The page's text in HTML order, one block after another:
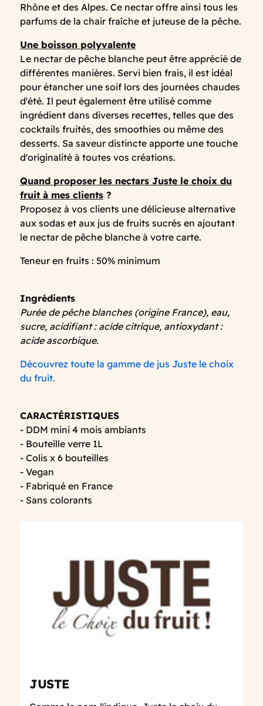
Rhône et des Alpes. Ce nectar offre ainsi tous les
parfums de la chair fraîche et juteuse de la pêche.
Une boisson polyvalente
Le nectar de pêche blanche peut être apprécié de
différentes manières. Servi bien frais, il est idéal
pour étancher une soif lors des journées chaudes
d'été. Il peut également être utilisé comme
ingrédient dans diverses recettes, telles que des
cocktails fruités, des smoothies ou même des
desserts. Sa saveur distincte apporte une touche
d'originalité à toutes vos créations.
Quand proposer les nectars Juste le choix du
fruit à mes clients ?
Proposez à vos clients une délicieuse alternative
aux sodas et aux jus de fruits sucrés en ajoutant
le nectar de pêche blanche à votre carte.
Teneur en fruits : 50% minimum
Ingrédients
Purée de pêche blanches (origine France), eau,
sucre, acidifiant : acide citrique, antioxydant :
acide ascorbique.
Découvrez toute la gamme de jus Juste le choix
du fruit.
CARACTÉRISTIQUES
- DDM mini 4 mois ambiants
- Bouteille verre 1L
- Colis x 6 bouteilles
- Vegan
- Fabriqué en France
- Sans colorants
JUSTE